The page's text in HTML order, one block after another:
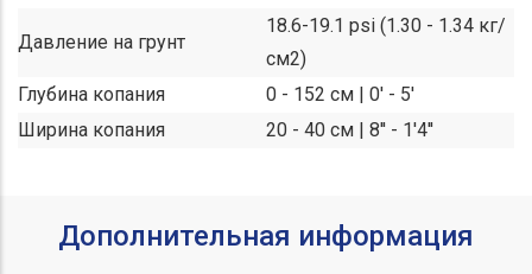
Давление на грунт
18.6-19.1 psi (1.30 - 1.34 кг/
см2)
Глубина копания
0 - 152 см | 0' - 5'
Ширина копания
20 - 40 см | 8'' - 1'4''
Дополнительная информация